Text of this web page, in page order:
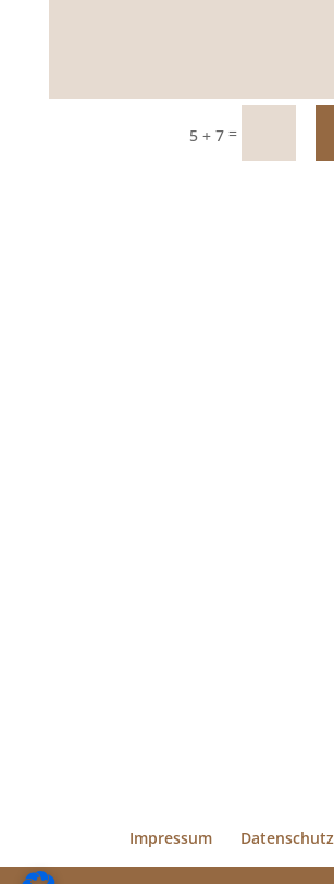
5 + 7 =
Impressum Datenschutz